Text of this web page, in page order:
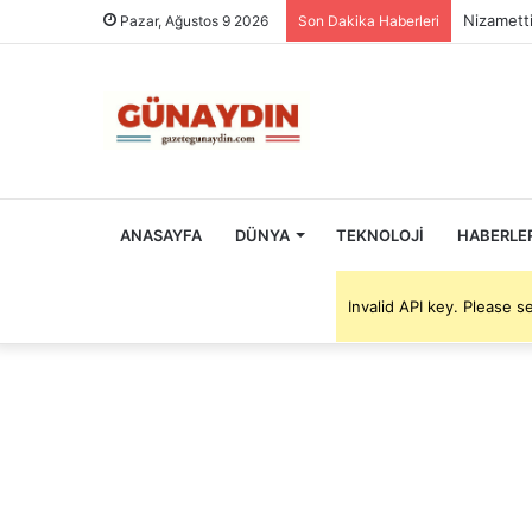
Pazar, Ağustos 9 2026 Son Dakika Haberleri
ANASAYFA DÜNYA TEKNOLOJI
Invalid API key. Please